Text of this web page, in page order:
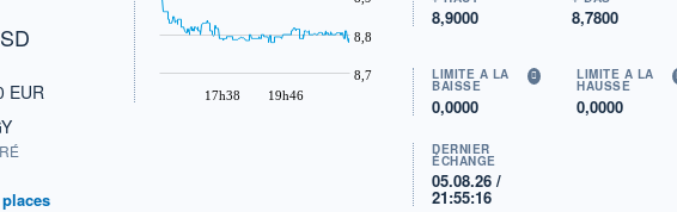
EUR
17h38 19h46
8,7
8,8
8,9000 8,7800
LIMITE À LA
BAISSE
0,0000
LIMITE À LA
HAUSSE
0,0000
DERNIER
ÉCHANGE
05.08.26 /
21:55:16